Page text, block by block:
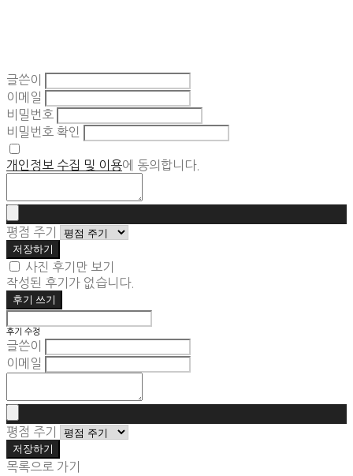
글쓴이
이메일
비밀번호
비밀번호 확인
개인정보 수집 및 이용에 동의합니다.
평점 주기
저장하기
사진 후기만 보기
작성된 후기가 없습니다.
후기 쓰기
후기 수정
글쓴이
이메일
평점 주기
저장하기
목록으로 가기